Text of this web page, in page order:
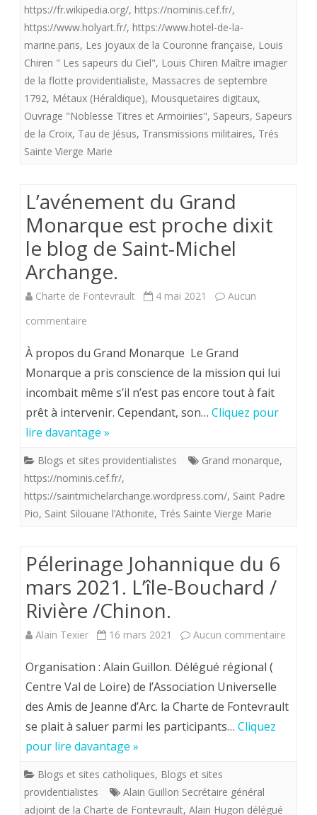
Les
sapeurs
Ciel.
https://fr.wikipedia.org/, https://nominis.cef.fr/,
https://www.holyart.fr/, https://www.hotel-de-la-
marine.paris, Les joyaux de la Couronne française, Louis
Chiren " Les sapeurs du Ciel", Louis Chiren Maître imagier
de la flotte providentialiste, Massacres de septembre
1792, Métaux (Héraldique), Mousquetaires digitaux,
Ouvrage "Noblesse Titres et Armoiriies", Sapeurs, Sapeurs
de la Croix, Tau de Jésus, Transmissions militaires, Trés
Sainte Vierge Marie
L’avénement du Grand
Monarque est proche dixit
le blog de Saint-Michel
Archange.
Charte de Fontevrault 4 mai 2021
Aucun
commentaire
du
Grand
Monarque
proche
dixit
le
de
Saint-
Michel
Archange.
À propos du Grand Monarque Le Grand
Monarque a pris conscience de la mission qui lui
incombait même s’il n’est pas encore tout à fait
prêt à intervenir. Cependant, son… Cliquez pour
lire davantage »
Blogs et sites providentialistes Grand monarque,
https://nominis.cef.fr/,
https://saintmichelarchange.wordpress.com/, Saint Padre
Pio, Saint Silouane l’Athonite, Trés Sainte Vierge Marie
Pélerinage Johannique du 6
mars 2021. L’île-Bouchard /
Rivière /Chinon.
Alain Texier 16 mars 2021 Aucun commentaire
du
Organisation : Alain Guillon. Délégué régional (
Centre Val de Loire) de l’Association Universelle
des Amis de Jeanne d’Arc. la Charte de Fontevrault
se plait à saluer parmi les participants… Cliquez
pour lire davantage »
Blogs et sites catholiques, Blogs et sites
providentialistes
Alain Guillon Secrétaire général
adjoint de la Charte de Fontevrault, Alain Hugon délégué